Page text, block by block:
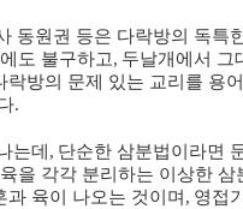
동원권 등은 다락방의 독특
도 불구하고, 두날개에서 그
락방의 문제 있는 교리를 용
.
는데 , 단순한 삼분법이라면
을 각각 분리하는 이상한 삼
과 육이 나오는 것이며 , 영접